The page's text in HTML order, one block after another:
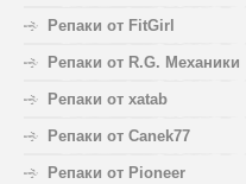
Репаки от FitGirl
Репаки от R.G. Механики
Репаки от xatab
Репаки от Canek77
Репаки от Pioneer